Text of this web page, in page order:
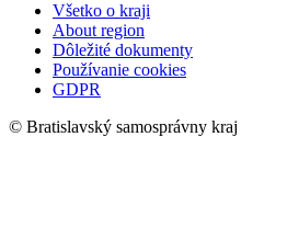
Všetko o kraji
About region
Dôležité dokumenty
Používanie cookies
GDPR
© Bratislavský samosprávny kraj